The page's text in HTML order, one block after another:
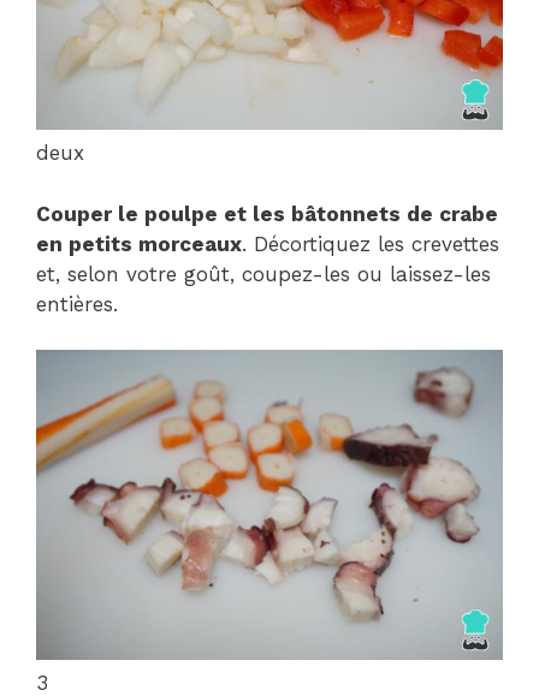
deux
Couper le poulpe et les bâtonnets de crabe
en petits morceaux. Décortiquez les crevettes
et, selon votre goût, coupez-les ou laissez-les
entières.
3